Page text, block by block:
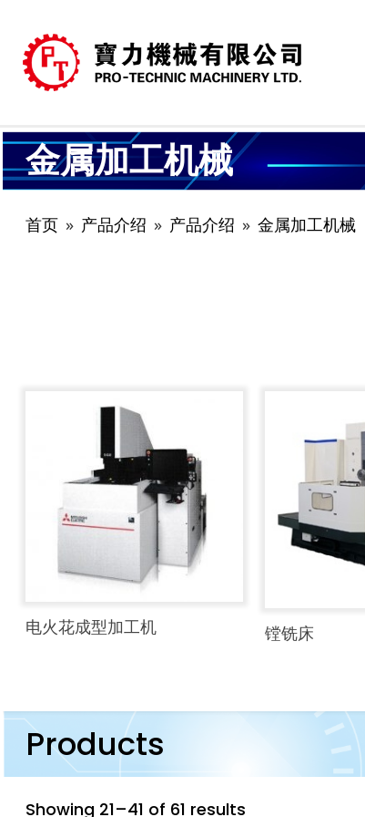
金属加工机械
首页 产品介绍 产品介绍 金属加工机械
电火花成型加工机 镗铣床
Products
Showing 21–41 of 61 results